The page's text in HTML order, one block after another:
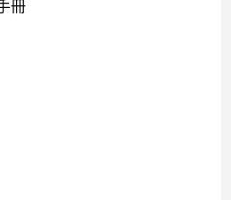
冊